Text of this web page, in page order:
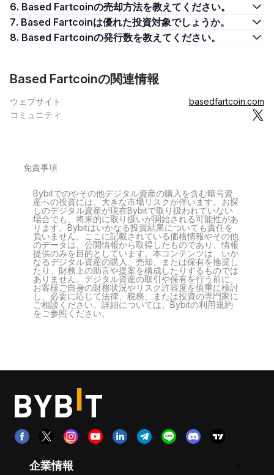
6. Based Fartcoinの売却方法を教えてください。
7. Based Fartcoinは優れた投資対象でしょうか。
8. Based Fartcoinの発行数を教えてください。
Based Fartcoinの関連情報
ウェブサイト
basedfartcoin.com
コミュニティ
免責事項
Bybitでのやその他デジタル資産の購入を含む暗号資
産への投資には、大きな市場リスクが伴います。お探
しのデジタル資産が現在Bybitで取り扱われていない
場合でも、将来的に取り扱いが開始される可能性があ
ります。Bybitはいかなる投資結果についても責任を
負いません。ここに記載されている価格情報やその他
のデータは、公開情報から取得したものであり、情報
提供のみを目的としています。本コンテンツは、いか
なるデジタル資産の購入、売却、または保有を推奨し
たり、財務上の助言や提案を構成したりするものでは
ありません。デジタル資産の取引や保有を行う前に、
お客様ご自身の財務状況やリスク許容度を慎重に検討
し、必要に応じて法律、税務、または投資の専門家に
ご相談ください。詳細については、Bybitの利用規約
をご参照ください。
企業情報